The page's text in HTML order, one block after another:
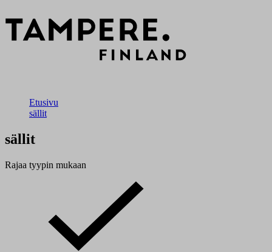
Etusivu
sällit
sällit
Rajaa tyypin mukaan